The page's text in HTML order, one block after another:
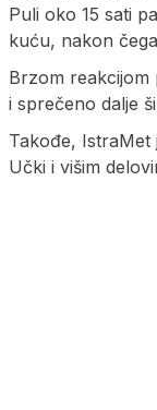
Puli oko 15 sati
kuću, nakon
Brzom reakcijom
i sprečeno dalje
Takođe, IstraMet
Učki i višim